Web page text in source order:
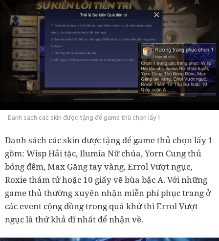
Danh sách các skin được tặng để game thủ chọn lấy 1
Danh sách các skin được tặng để game thủ chọn lấy 1
gồm: Wisp Hải tặc, Ilumia Nữ chúa, Yorn Cung thủ
bóng đêm, Max Găng tay vàng, Errol Vượt ngục,
Roxie thám tử hoặc 10 giấy vẽ bùa bậc A. Với những
game thủ thường xuyên nhận miễn phí phục trang ở
các event cộng đồng trong quá khứ thì Errol Vượt
ngục là thứ khả dĩ nhất để nhận về.